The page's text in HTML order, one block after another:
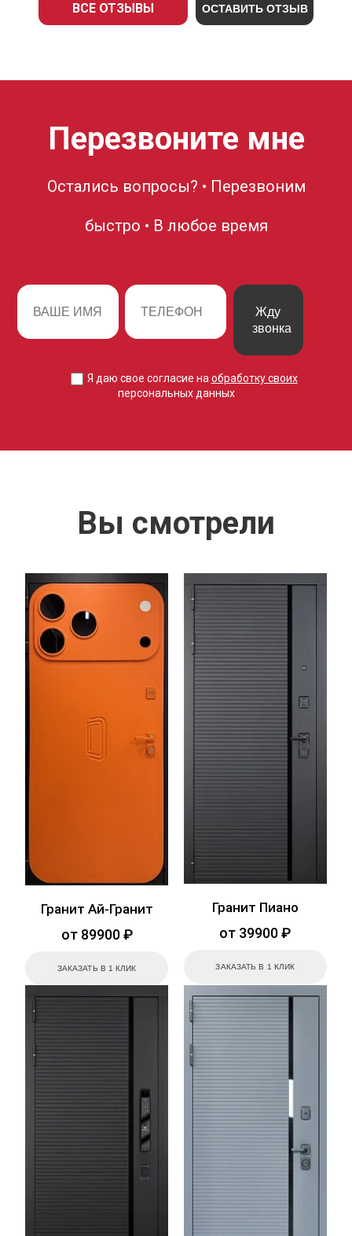
ВСЕ ОТЗЫВЫ ОСТАВИТЬ ОТЗЫВ
Перезвоните мне
Остались вопросы? • Перезвоним
быстро • В любое время
Жду
звонка
Я даю свое согласие на обработку своих
персональных данных
Вы смотрели
Гранит Ай-Гранит
от 89900 ₽
ЗАКАЗАТЬ В 1 КЛИК
Гранит Пиано
от 39900 ₽
ЗАКАЗАТЬ В 1 КЛИК